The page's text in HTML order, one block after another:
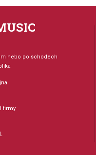
zahrát s doprovodem na
Provedení: sešit + CD
Série: A Dozen A Day
nebo po schodech
firmy